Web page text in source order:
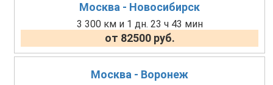
Москва - Новосибирск
3 300 км и 1 дн. 23 ч 43 мин
от 82500 руб.
Москва - Воронеж